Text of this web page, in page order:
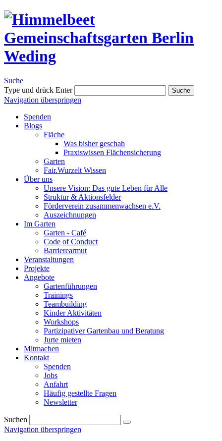
Suche
Type und drück Enter
Suche
Navigation überspringen
Spenden
Blogs
Fläche
Was bisher geschah
Praxiswissen Flächensicherung
Garten
Fair.Wurzelt Wissen
Über uns
Unsere Vision: Das gute Leben für Alle
Struktur & Aktionsfelder
Förderverein zusammenwachsen e.V.
Auszeichnungen
Im Garten
Garten - Café
Code of Conduct
Barrierearmut
Veranstaltungen
Projekte
Angebote
Gartenführungen
Trainings
Teambuilding
Kinder Aktivitäten
Workshops
Partizipativer Gartenbau und Beratung
Jurte mieten
Mitmachen
Kontakt
Spenden
Jobs
Anfahrt
Häufig gestellte Fragen
Newsletter
Suchen
Navigation überspringen